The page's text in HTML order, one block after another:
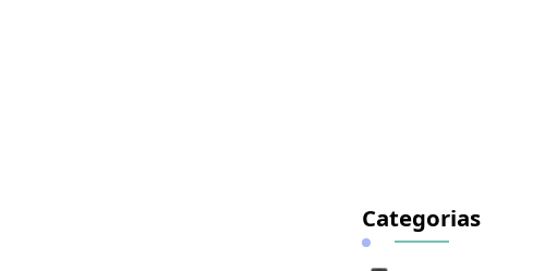
Categorias